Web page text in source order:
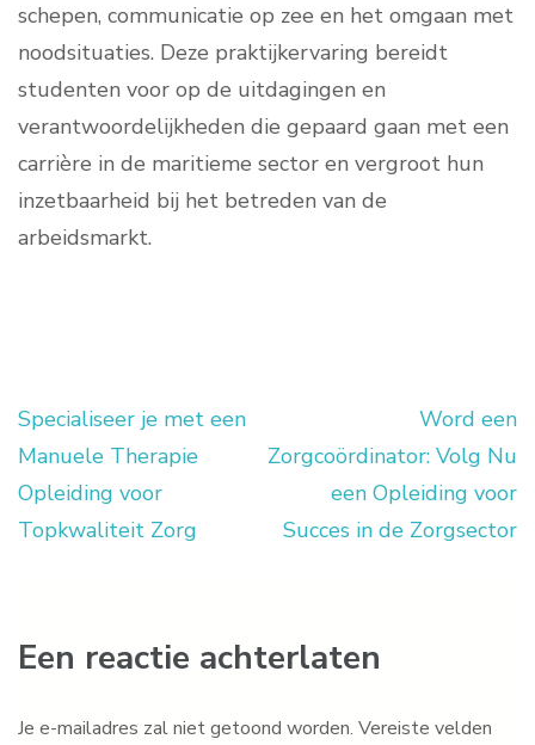
schepen, communicatie op zee en het omgaan met
noodsituaties. Deze praktijkervaring bereidt
studenten voor op de uitdagingen en
verantwoordelijkheden die gepaard gaan met een
carrière in de maritieme sector en vergroot hun
inzetbaarheid bij het betreden van de
arbeidsmarkt.
Berichtnavigatie
Specialiseer je met een
Manuele Therapie
Opleiding voor
Topkwaliteit Zorg
Word een
Zorgcoördinator: Volg Nu
een Opleiding voor
Succes in de Zorgsector
Een reactie achterlaten
Je e-mailadres zal niet getoond worden. Vereiste velden